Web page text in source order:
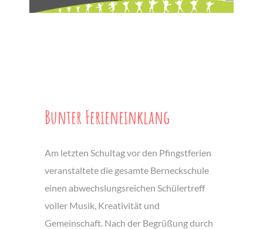
Bunter Ferieneinklang
Am letzten Schultag vor den Pfingstferien
veranstaltete die gesamte Berneckschule
einen abwechslungsreichen Schülertreff
voller Musik, Kreativität und
Gemeinschaft. Nach der Begrüßung durch